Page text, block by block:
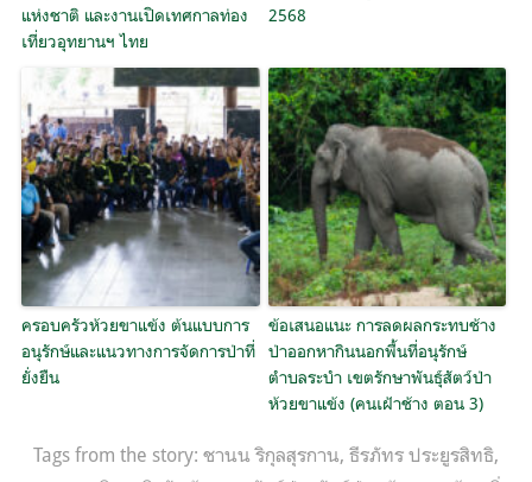
แห่งชาติ และงานเปิดเทศกาลท่อง
เที่ยวอุทยานฯ ไทย
2568
ครอบครัวห้วยขาแข้ง ต้นแบบการ
อนุรักษ์และแนวทางการจัดการป่าที่
ยั่งยืน
ข้อเสนอแนะ การลดผลกระทบช้าง
ป่าออกหากินนอกพื้นที่อนุรักษ์
ตำบลระบำ เขตรักษาพันธุ์สัตว์ป่า
ห้วยขาแข้ง (คนเฝ้าช้าง ตอน 3)
Tags from the story: ชานน ริกุลสุรกาน, ธีรภัทร ประยูรสิทธิ,